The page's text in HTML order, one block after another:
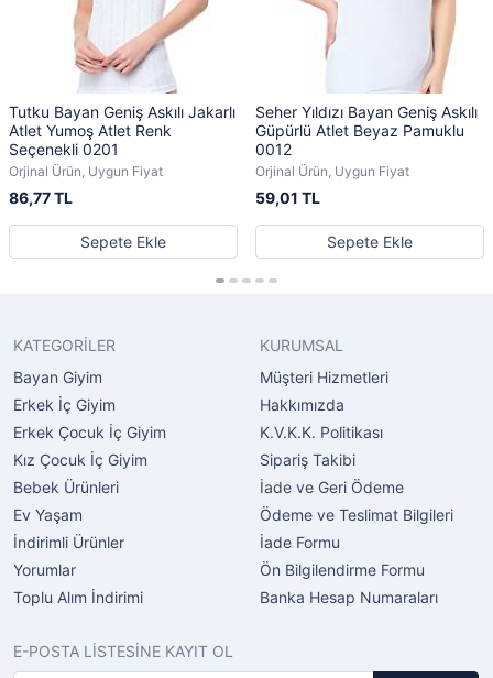
Tutku Bayan Geniş Askılı Jakarlı
Atlet Yumoş Atlet Renk
Seçenekli 0201
Orjinal Ürün, Uygun Fiyat
86,77 TL
Sepete Ekle
Seher Yıldızı Bayan Geniş Askılı
Güpürlü Atlet Beyaz Pamuklu
0012
Orjinal Ürün, Uygun Fiyat
59,01 TL
Sepete Ekle
KATEGORİLER
Bayan Giyim
Erkek İç Giyim
Erkek Çocuk İç Giyim
Kız Çocuk İç Giyim
Bebek Ürünleri
Ev Yaşam
İndirimli Ürünler
Yorumlar
Toplu Alım İndirimi
KURUMSAL
Müşteri Hizmetleri
Hakkımızda
K.V.K.K. Politikası
Sipariş Takibi
İade ve Geri Ödeme
Ödeme ve Teslimat Bilgileri
İade Formu
Ön Bilgilendirme Formu
Banka Hesap Numaraları
E-POSTA LİSTESİNE KAYIT OL